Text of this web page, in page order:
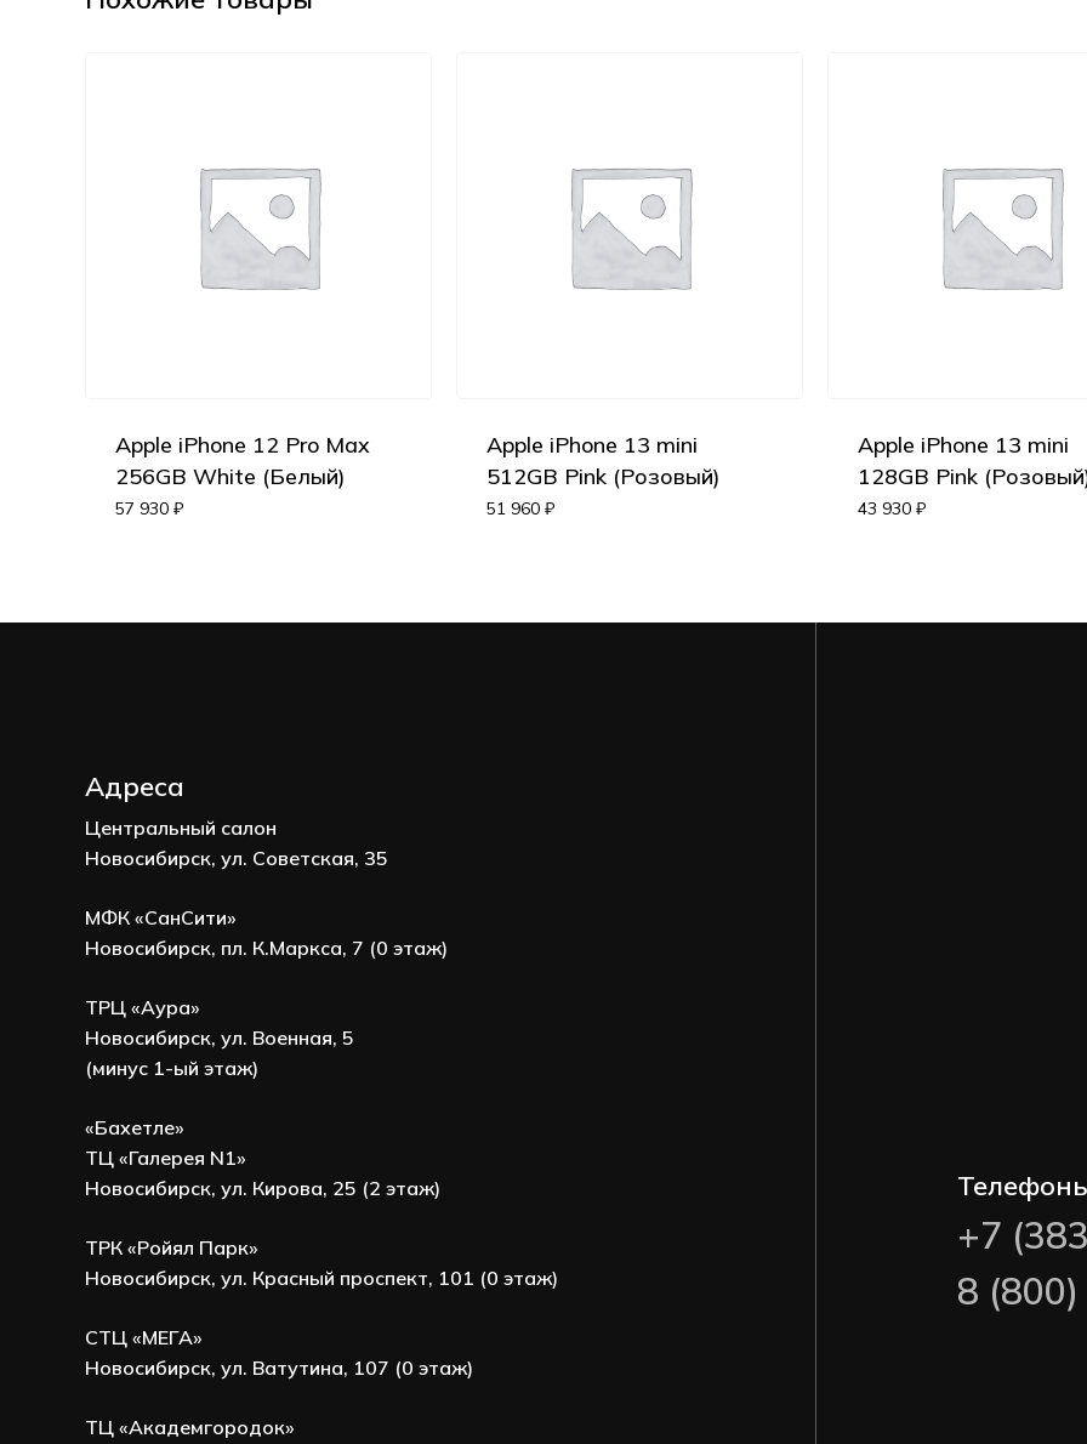
Apple iPhone 12 Pro Max
256GB White (Белый)
57 930 ₽
Apple iPhone 13 mini
512GB Pink (Розовый)
51 960 ₽
Apple iPhone 13 mini
128GB Pink
43 930 ₽
Адреса
Центральный салон
Новосибирск, ул. Советская, 35
МФК «СанСити»
Новосибирск, пл. К.Маркса, 7 (0 этаж)
ТРЦ «Аура»
Новосибирск, ул. Военная, 5
(минус 1-ый этаж)
«Бахетле»
ТЦ «Галерея N1»
Новосибирск, ул. Кирова, 25 (2 этаж)
ТРК «Ройял Парк»
Новосибирск, ул. Красный проспект, 101 (0 этаж)
СТЦ «МЕГА»
Новосибирск, ул. Ватутина, 107 (0 этаж)
ТЦ «Академгородок»
+7
8